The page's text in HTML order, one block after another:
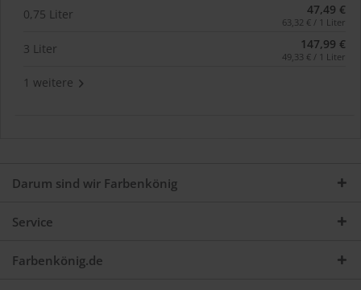
0,75 Liter 47,49 €
63,32 € / 1 Liter
3 Liter 147,99 €
49,33 € / 1 Liter
1 weitere
Darum sind wir Farbenkönig
Service
Farbenkönig.de